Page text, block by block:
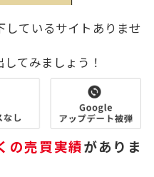
しているサイトありませ
てみましょう！
の売買実績がありま